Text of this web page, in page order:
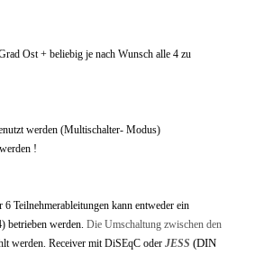
Ost + beliebig je nach Wunsch alle 4 zu
werden (Multischalter- Modus)
!
Teilnehmerableitungen kann entweder ein
betrieben werden. Die Umschaltung zwischen den
werden. Receiver mit DiSEqC oder JESS (DIN